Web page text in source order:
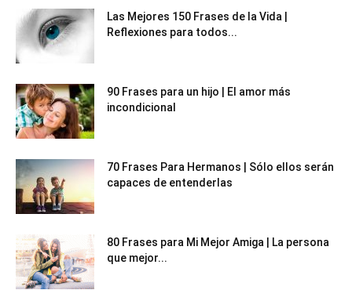
Las Mejores 150 Frases de la Vida |
Reflexiones para todos...
90 Frases para un hijo | El amor más
incondicional
70 Frases Para Hermanos | Sólo ellos serán
capaces de entenderlas
80 Frases para Mi Mejor Amiga | La persona
que mejor...